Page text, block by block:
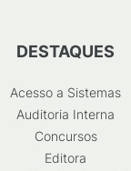
DESTAQUES
Acesso a Sistemas
Auditoria Interna
Concursos
Editora